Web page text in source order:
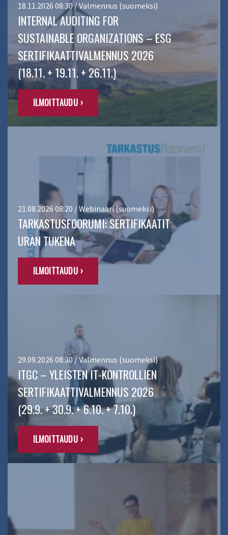
18.11.2026 08:30 / Valmennus (suomeksi)
INTERNAL AUDITING FOR
SUSTAINABLE ORGANIZATIONS – ESG
SERTIFIKAATTIVALMENNUS 2026
(18.11. + 19.11. + 26.11.)
ILMOITTAUDU ›
21.08.2026 08:20 / Webinaari (suomeksi)
TARKASTUSFOORUMI: SERTIFIKAATIT
URAN TUKENA
ILMOITTAUDU ›
29.09.2026 08:30 / Valmennus (suomeksi)
ITGC – YLEISTEN IT-KONTROLLIEN
SERTIFIKAATTIVALMENNUS 2026
(29.9. + 30.9. + 6.10. + 7.10.)
ILMOITTAUDU ›